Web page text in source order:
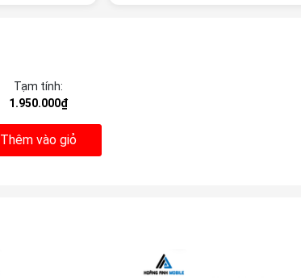
Tạm tính:
1.950.000₫
Thêm vào giỏ